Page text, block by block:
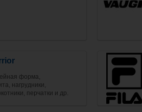
форма,
нагрудники,
перчатки и др.